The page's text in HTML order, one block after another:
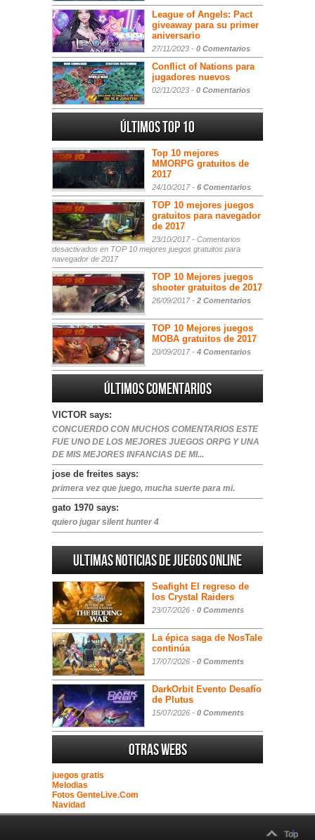
League of Angels: Pact
giveaway para su primer
aniversario
27/11/2023 - 0 Comentarios
Conflict of Nations para
jugadores nuevos
02/11/2023 - 0 Comentarios
Últimos Top 10
Top 10 mejores
MMORPG gratuitos de
2017
24/10/2017 - 6 Comentarios
TOP 10 mejores juegos
gratuitos para navegador
de 2017
23/10/2017 - Comentarios
desactivados en TOP 10 mejores juegos gratuitos para
navegador de 2017
TOP 10 Mejores juegos
shooter gratuitos de 2017
26/09/2017 - 2 Comentarios
TOP 10 Mejores juegos
MOBA gratuitos de 2017
20/09/2017 - 4 Comentarios
Últimos comentarios
VICTOR says:
CONCUERDO CON MUCHOS COMENTARIOS ESTE
FUE UNO DE LOS MEJORES JUEGOS ORPG Y UNA
DE MIS MEJORES INFANCIAS DE MI...
jose de freites says:
primera vez que juego, mucha suerte para mi.
gato 1970 says:
quiero jugar silent hunter 4
Ultimas noticias de juegos online
Seafight El regreso de
los Crystal Raiders
23/07/2026 - 0 Comments
La épica saga de NosTale
continúa
17/07/2026 - 0 Comments
DarkOrbit Evento Desafío
de Plutus
15/07/2026 - 0 Comments
Otras webs
juegos gratis
Melodias
Fotos GenteLive.Com
Navidad
Top